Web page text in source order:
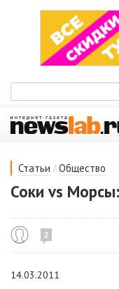
Статьи / Общество
Соки vs
2
14.03.2011